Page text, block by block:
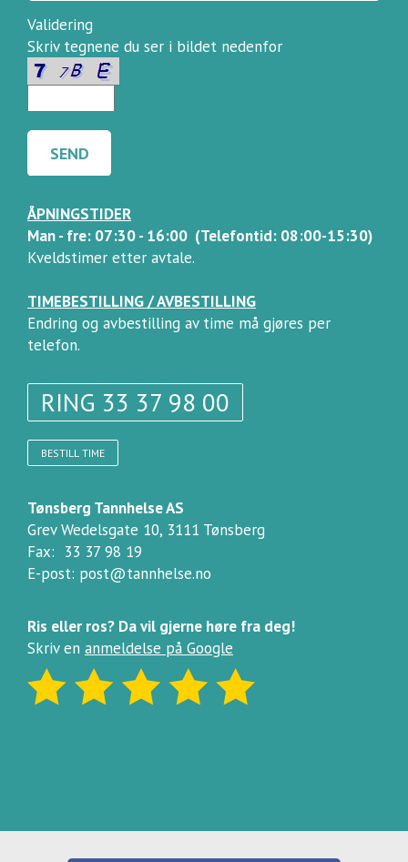
ÅPNINGSTIDER
Man - fre: 07:30 - 16:00 (Telefontid: 08:00-15:30)
Kveldstimer etter avtale.
TIMEBESTILLING / AVBESTILLING
Endring og avbestilling av time må gjøres per
telefon.
RING 33 37 98 00
BESTILL TIME
Tønsberg Tannhelse AS
Grev Wedelsgate 10, 3111 Tønsberg
Fax: 33 37 98 19
E-post: post@tannhelse.no
Ris eller ros? Da vil gjerne høre fra deg!
Skriv en anmeldelse på Google